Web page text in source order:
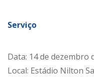
Serviço
Data: 14 de dezembro
Local: Estádio Nilton